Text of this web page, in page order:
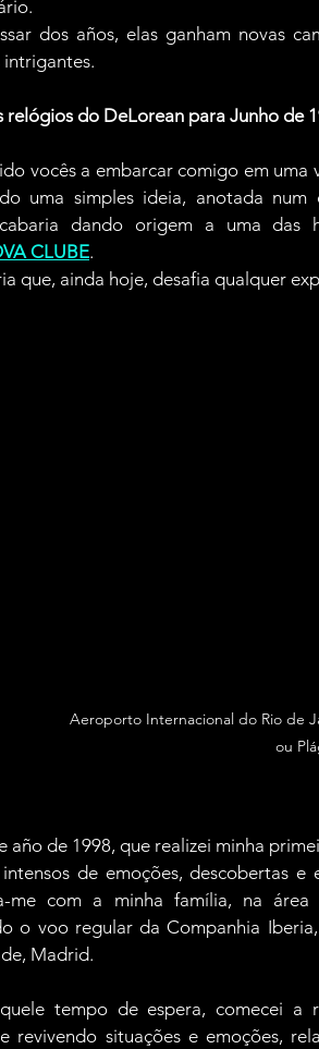
dos años, elas ganham novas
intrigantes.
relógios do DeLorean para Junho de
vocês a embarcar comigo em
uma simples ideia, anotada
CLUBE.
que, ainda hoje, desafia qualquer
Aeroporto Internacional do Rio de
ou
año de 1998, que realizei minha
de emoções, descobertas e
me com a minha família, na
o voo regular da Companhia
Madrid.
tempo de espera, comecei a
revivendo situações e emoções,